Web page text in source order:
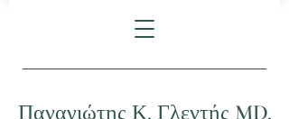
Παναγιώτης Κ. Γλεντής MD,